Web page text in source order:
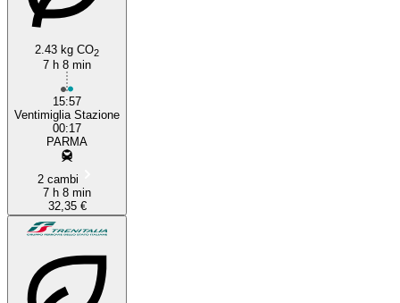
2.43 kg CO2
7 h 8 min
15:57
Ventimiglia Stazione
00:17
PARMA
2 cambi
7 h 8 min
32,35 €